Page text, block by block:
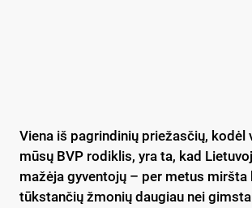
Viena iš pagrindinių priežasčių, kodėl
mūsų BVP rodiklis, yra ta, kad
mažėja gyventojų – per metus miršta
tūkstančių žmonių daugiau nei